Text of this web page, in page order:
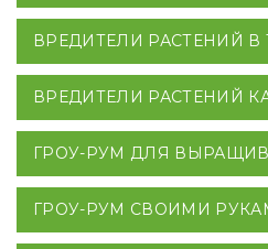
ВРЕДИТЕЛИ РАСТЕНИЙ В
ВРЕДИТЕЛИ РАСТЕНИЙ
ГРОУ-РУМ ДЛЯ
ГРОУ-РУМ СВОИМИ